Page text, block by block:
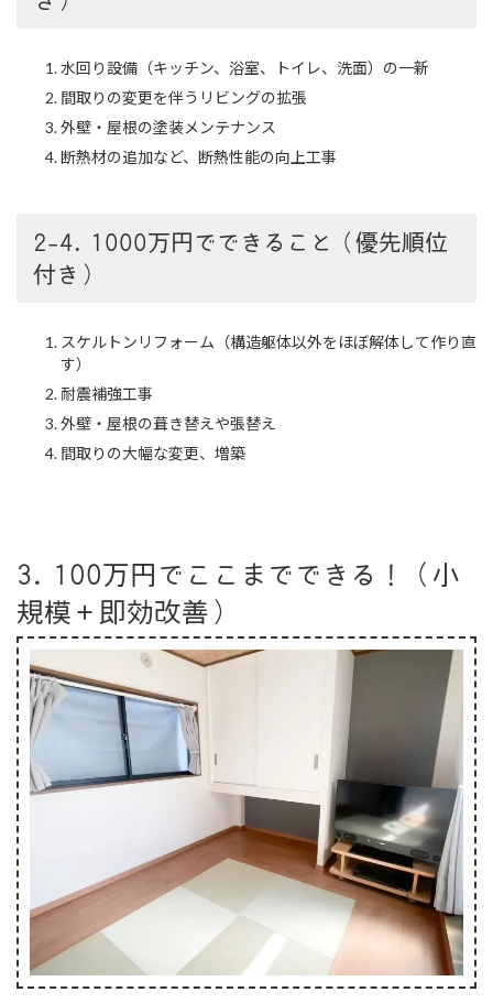
水回り設備（キッチン、浴室、トイレ、洗面）の一新
間取りの変更を伴うリビングの拡張
外壁・屋根の塗装メンテナンス
断熱材の追加など、断熱性能の向上工事
2-4. 1000万円でできること（優先順位
付き）
スケルトンリフォーム（構造躯体以外をほぼ解体して作り直
す）
耐震補強工事
外壁・屋根の葺き替えや張替え
間取りの大幅な変更、増築
3. 100万円でここまでできる！（小
規模＋即効改善）